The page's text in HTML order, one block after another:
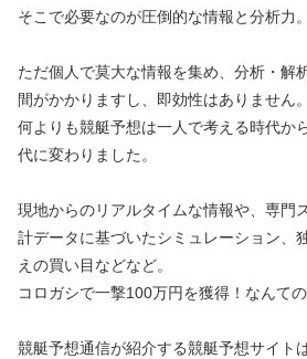
そこで必要なのが圧倒的な情報と分析力。
ただ個人で莫大な情報を集め、分析・解
間がかかりますし、即効性はありません。
何よりも競艇予想は一人で考える時代か
代に変わりました。
現地からのリアルタイムな情報や、専門
計データに基づいたシミュレーション、
えの買い目などなど。
コロガシで一撃100万円を獲得！なんて
競艇予想通信が紹介する競艇予想サイト